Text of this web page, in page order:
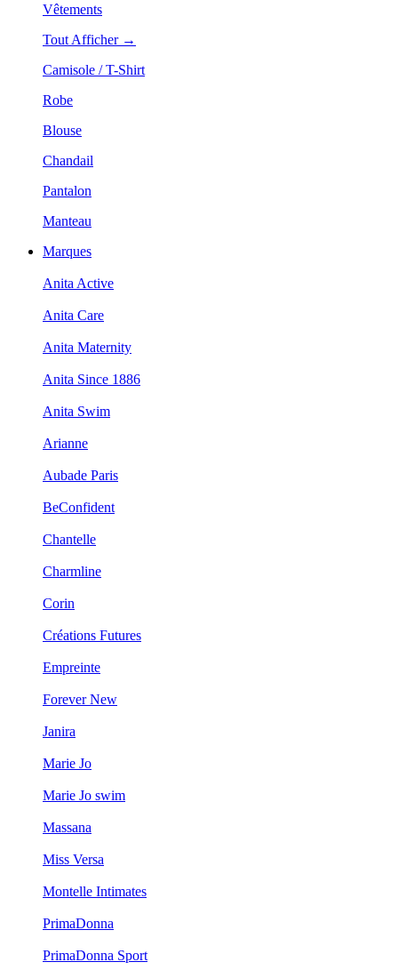
Vêtements
Tout Afficher →
Camisole / T-Shirt
Robe
Blouse
Chandail
Pantalon
Manteau
Marques
Anita Active
Anita Care
Anita Maternity
Anita Since 1886
Anita Swim
Arianne
Aubade Paris
BeConfident
Chantelle
Charmline
Corin
Créations Futures
Empreinte
Forever New
Janira
Marie Jo
Marie Jo swim
Massana
Miss Versa
Montelle Intimates
PrimaDonna
PrimaDonna Sport